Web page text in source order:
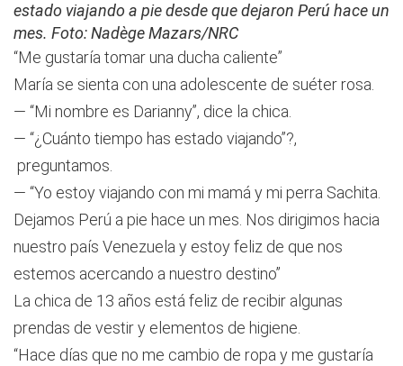
estado viajando a pie desde que dejaron Perú hace un
mes. Foto:Nadège Mazars/NRC
“Me gustaría tomar una ducha caliente”
María se sienta con una adolescente de suéter rosa.
— “Mi nombre es Darianny”, dice la chica.
— “¿Cuánto tiempo has estado viajando”?,
preguntamos.
— “Yo estoy viajando con mi mamá y mi perra Sachita.
Dejamos Perú a pie hace un mes. Nos dirigimos hacia
nuestro país Venezuela y estoy feliz de que nos
estemos acercando a nuestro destino”
La chica de 13 años está feliz de recibir algunas
prendas de vestir y elementos de higiene.
“Hace días que no me cambio de ropa y me gustaría